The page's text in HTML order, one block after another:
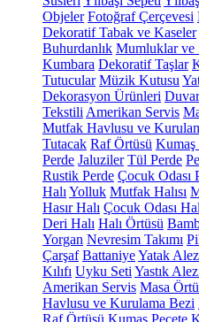
Objeler Fotoğraf Çerçevesi
Dekoratif Tabak ve Kaseler
Buhurdanlık Mumluklar ve
Kumbara Dekoratif Taşlar
Tutucular Müzik Kutusu
Dekorasyon Ürünleri
Tekstili Amerikan Servis
Mutfak Havlusu ve
Tutacak Raf Örtüsü Kumaş
Perde Jaluziler Tül Perde
Rustik Perde Çocuk Odası
Halı Yolluk Mutfak Halısı
Hasır Halı Çocuk Odası
Deri Halı Halı Örtüsü
Yorgan Nevresim Takımı
Çarşaf BattaniyeYatak
Kılıfı Uyku Seti Yastık
Amerikan Servis Masa
Havlusu ve Kurulama Bezi
Raf Örtüsü Kumaş Peçete